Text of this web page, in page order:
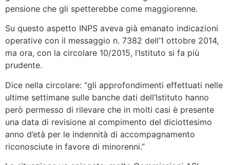
pensione che gli spetterebbe come maggiorenne.
Su questo aspetto INPS aveva già emanato indicazioni
operative con il messaggio n. 7382 dell’1 ottobre 2014,
ma ora, con la circolare 10/2015, l’Istituto si fa più
prudente.
Dice nella circolare: “gli approfondimenti effettuati nelle
ultime settimane sulle banche dati dell’Istituto hanno
però permesso di rilevare che in molti casi è presente
una data di revisione al compimento del diciottesimo
anno d’età per le indennità di accompagnamento
riconosciute in favore di minorenni.”